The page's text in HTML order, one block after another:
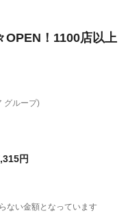
！1100店以上
グループ)
円
ない金額となっています